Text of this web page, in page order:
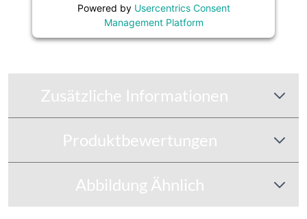
Powered by Usercentrics Consent
Management Platform
Zusätzliche Informationen
Produktbewertungen
Abbildung Ähnlich